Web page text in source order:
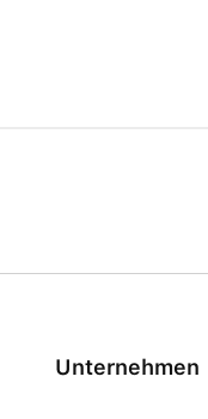
Unternehmen